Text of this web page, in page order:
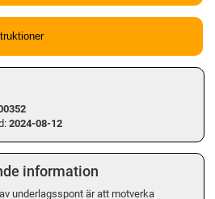
2024-08-12
information
underlagsspont är att motverka